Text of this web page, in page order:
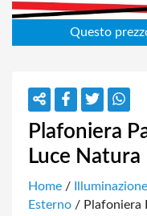
Plafoniera
Luce
Home / Illuminazione
Esterno / Plafoniera